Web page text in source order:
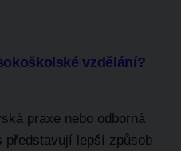
vzdělání?
praxe nebo odborná
představují lepší způsob